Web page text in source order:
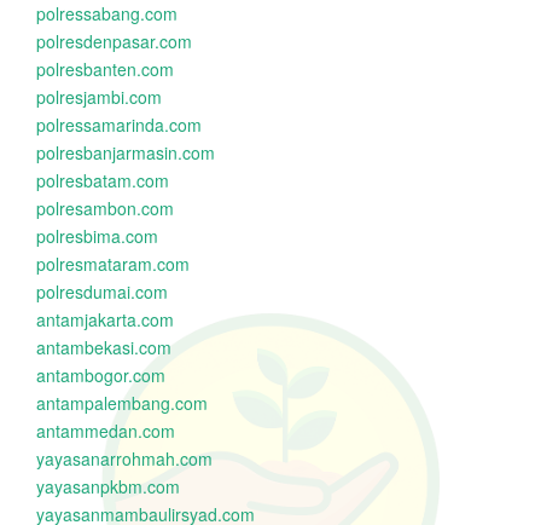
polressabang.com
polresdenpasar.com
polresbanten.com
polresjambi.com
polressamarinda.com
polresbanjarmasin.com
polresbatam.com
polresambon.com
polresbima.com
polresmataram.com
polresdumai.com
antamjakarta.com
antambekasi.com
antambogor.com
antampalembang.com
antammedan.com
yayasanarrohmah.com
yayasanpkbm.com
yayasanmambaulirsyad.com